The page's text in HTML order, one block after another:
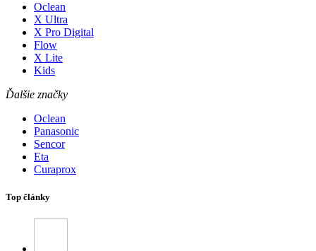
Oclean
X Ultra
X Pro Digital
Flow
X Lite
Kids
Ďalšie značky
Oclean
Panasonic
Sencor
Eta
Curaprox
Top články